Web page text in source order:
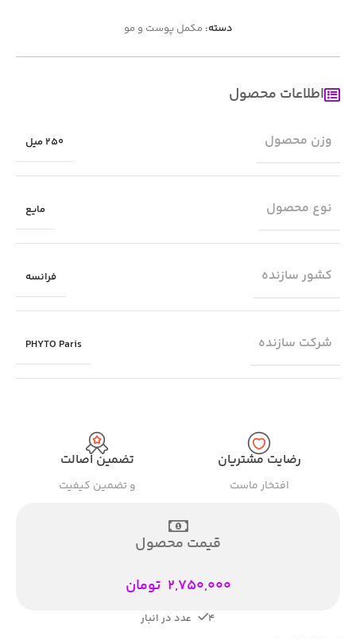
دسته: مکمل پوست و مو
اطلاعات محصول
وزن محصول 250 میل
نوع محصول مایع
کشور سازنده فرانسه
شرکت سازنده PHYTO Paris
رضایت مشتریان
افتخار ماست
تضمین اصالت
و تضمین کیفیت
قیمت محصول
2,750,000 تومان
4 عدد در انبار